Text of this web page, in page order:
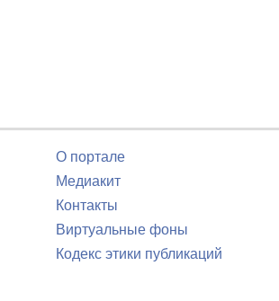
О портале
Медиакит
Контакты
Виртуальные фоны
Кодекс этики публикаций